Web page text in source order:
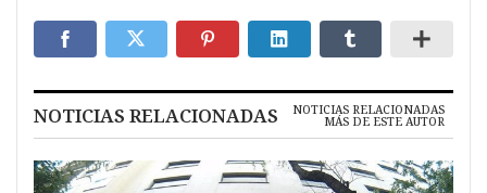
NOTICIAS RELACIONADAS NOTICIAS RELACIONADAS
MÁS DE ESTE AUTOR